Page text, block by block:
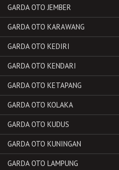
GARDA OTO JEMBER
GARDA OTO KARAWANG
GARDA OTO KEDIRI
GARDA OTO KENDARI
GARDA OTO KETAPANG
GARDA OTO KOLAKA
GARDA OTO KUDUS
GARDA OTO KUNINGAN
GARDA OTO LAMPUNG